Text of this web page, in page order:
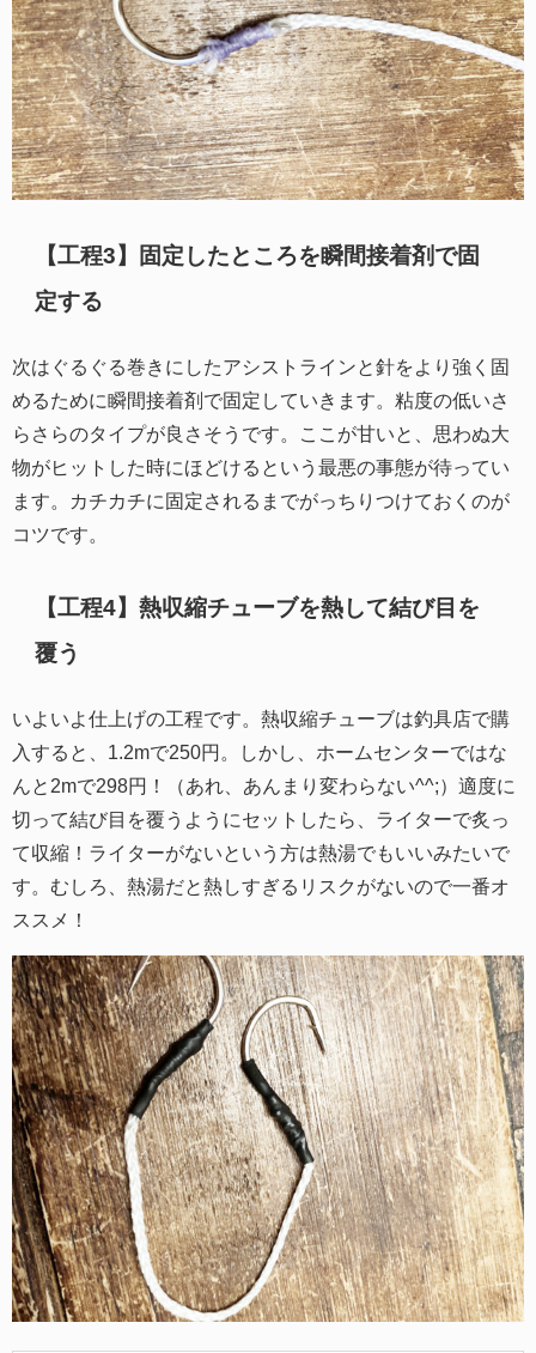
【工程3】固定したところを瞬間接着剤で固
定する
次はぐるぐる巻きにしたアシストラインと針をより強く固
めるために瞬間接着剤で固定していきます。粘度の低いさ
らさらのタイプが良さそうです。ここが甘いと、思わぬ大
物がヒットした時にほどけるという最悪の事態が待ってい
ます。カチカチに固定されるまでがっちりつけておくのが
コツです。
【工程4】熱収縮チューブを熱して結び目を
覆う
いよいよ仕上げの工程です。熱収縮チューブは釣具店で購
入すると、1.2mで250円。しかし、ホームセンターではな
んと2mで298円！（あれ、あんまり変わらない^^;）適度に
切って結び目を覆うようにセットしたら、ライターで炙っ
て収縮！ライターがないという方は熱湯でもいいみたいで
す。むしろ、熱湯だと熱しすぎるリスクがないので一番オ
ススメ！